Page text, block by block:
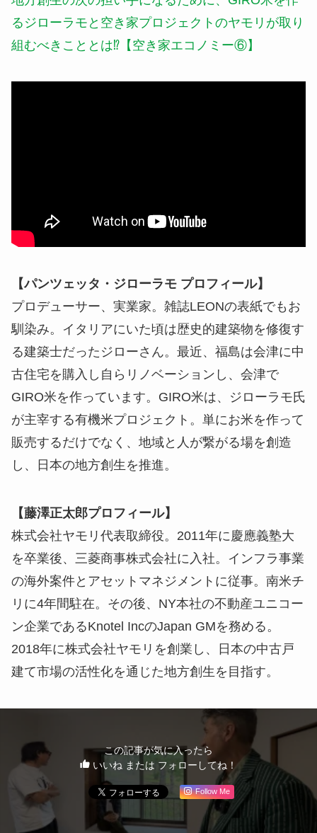
るジローラモと空き家プロジェクトのヤモリが取り
組むべきこととは⁉【空き家エコノミー⑥】
【パンツェッタ・ジローラモ プロフィール】
プロデューサー、実業家。雑誌LEONの表紙でもお
馴染み。イタリアにいた頃は歴史的建築物を修復す
る建築士だったジローさん。最近、福島は会津に中
古住宅を購入し自らリノベーションし、会津で
GIRO米を作っています。GIRO米は、ジローラモ氏
が主宰する有機米プロジェクト。単にお米を作って
販売するだけでなく、地域と人が繋がる場を創造
し、日本の地方創生を推進。
【藤澤正太郎プロフィール】
株式会社ヤモリ代表取締役。2011年に慶應義塾大
を卒業後、三菱商事株式会社に入社。インフラ事業
の海外案件とアセットマネジメントに従事。南米チ
リに4年間駐在。その後、NY本社の不動産ユニコー
ン企業であるKnotel IncのJapan GMを務める。
2018年に株式会社ヤモリを創業し、日本の中古戸
建て市場の活性化を通じた地方創生を目指す。
この記事が気に入ったら
いいね または フォローしてね！
Follow Me